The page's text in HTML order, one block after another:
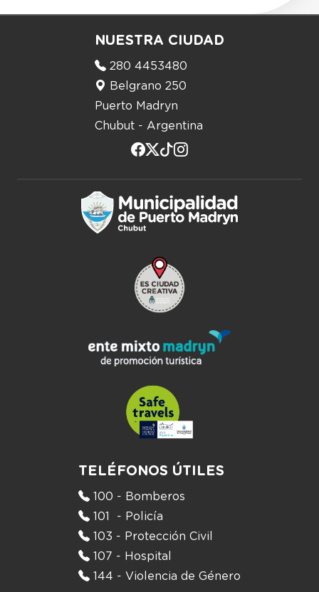
NUESTRA CIUDAD
280 4453480
Belgrano 250
Puerto Madryn
Chubut - Argentina
TELÉFONOS ÚTILES
100 - Bomberos
101 - Policía
103 - Protección Civil
107 - Hospital
144 - Violencia de Género